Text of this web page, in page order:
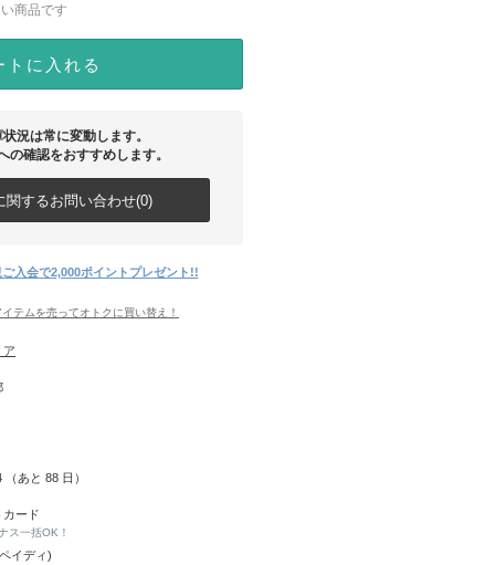
商品です
トに入れる
況は常に変動します。
の確認をおすすめします。
関するお問い合わせ(0)
ご入会で2,000ポイントプレゼント!!
テムを売ってオトクに買い替え！
ア
（あと 88 日）
カード
ス一括OK！
イディ)